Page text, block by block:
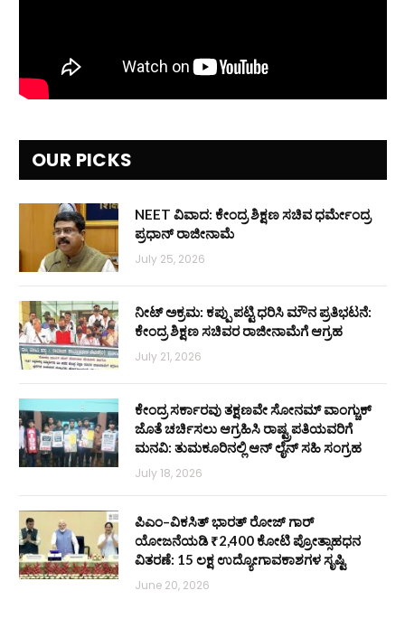
OUR PICKS
NEET ವಿವಾದ: ಕೇಂದ್ರ ಶಿಕ್ಷಣ ಸಚಿವ ಧರ್ಮೇಂದ್ರ
ಪ್ರಧಾನ್ ರಾಜೀನಾಮೆ
July 25, 2026
ನೀಟ್ ಅಕ್ರಮ: ಕಪ್ಪು ಪಟ್ಟಿ ಧರಿಸಿ ಮೌನ ಪ್ರತಿಭಟನೆ:
ಕೇಂದ್ರ ಶಿಕ್ಷಣ ಸಚಿವರ ರಾಜೀನಾಮೆಗೆ ಆಗ್ರಹ
July 21, 2026
ಕೇಂದ್ರ ಸರ್ಕಾರವು ತಕ್ಷಣವೇ ಸೋನಮ್ ವಾಂಗ್ಚುಕ್
ಜೊತೆ ಚರ್ಚಿಸಲು ಆಗ್ರಹಿಸಿ ರಾಷ್ಟ್ರಪತಿಯವರಿಗೆ
ಮನವಿ: ತುಮಕೂರಿನಲ್ಲಿ ಆನ್‌ ಲೈನ್ ಸಹಿ ಸಂಗ್ರಹ
July 18, 2026
ಪಿಎಂ–ವಿಕಸಿತ್ ಭಾರತ್ ರೋಜ್‌ ಗಾರ್
ಯೋಜನೆಯಡಿ ₹2,400 ಕೋಟಿ ಪ್ರೋತ್ಸಾಹಧನ
ವಿತರಣೆ: 15 ಲಕ್ಷ ಉದ್ಯೋಗಾವಕಾಶಗಳ ಸೃಷ್ಟಿ
June 20, 2026